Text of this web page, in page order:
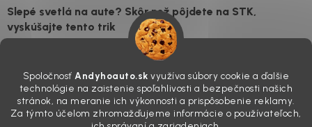
Spoločnosť Andyhoauto.sk využíva súbory cookie a ďalšie
technológie na zaistenie spoľahlivosti a bezpečnosti našich
stránok, na meranie ich výkonnosti a prispôsobenie reklamy.
Za týmto účelom zhromažďujeme informácie o používateľoch,
Slepé svetlá na aute? Skôr než pôjdete na STK,
vyskúšajte tento trik
skutočnosti je? Často za to môžu práve „slepé“ svetlomety. Ten
mliečny, drsný povrch nie je len estetická vada. Keď slnko a soľ urobia
svoje, plexisklo začne svetlo rozptyľovať namiesto to...
Zabudnite na handru. Ak chcete mať auto naozaj čisté,